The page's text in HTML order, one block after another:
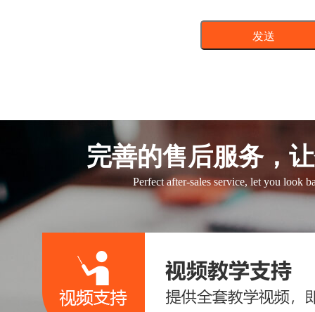
完善的售后服务，
Perfect after-sales service, let you look